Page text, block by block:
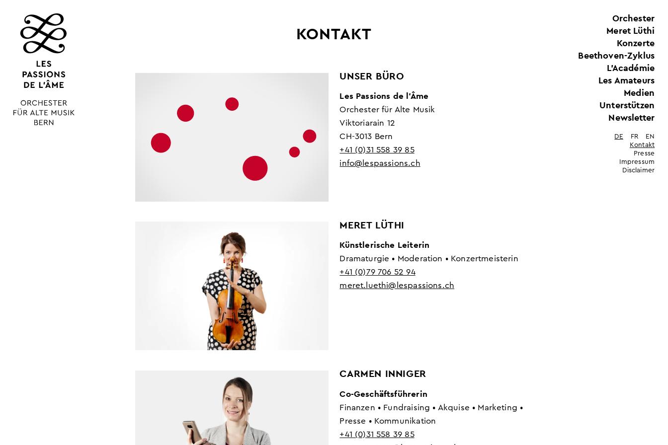
Orchester
Meret Lüthi
Konzerte
Beethoven-Zyklus
L'Académie
Les Amateurs
Medien
Unterstützen
Newsletter
DE FR
EN
Kontakt
Presse
Impressum
Disclaimer
KONTAKT
UNSER BÜRO
Les Passions de l’Âme
Orchester für Alte Musik
Viktoriarain 12
CH-3013 Bern
+41 (0)31 558 39 85
info@lespassions.ch
MERET LÜTHI
Künstlerische Leiterin
Dramaturgie • Moderation • Konzertmeisterin
+41 (0)79 706 52 94
meret.luethi@lespassions.ch
CARMEN INNIGER
Co-Geschäftsführerin
Finanzen • Fundraising • Akquise • Marketing •
Presse • Kommunikation
+41 (0)31 558 39 85